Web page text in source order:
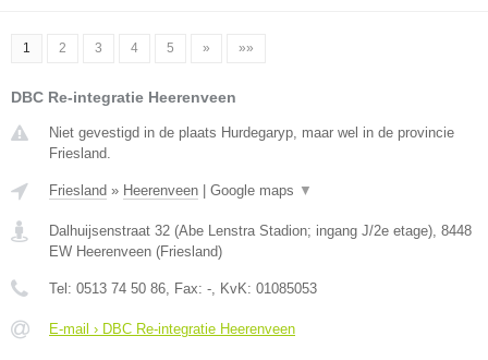
1 2 3 4 5 » »»
DBC Re-integratie Heerenveen
Niet gevestigd in de plaats Hurdegaryp, maar wel in de provincie
Friesland.
Friesland » Heerenveen Google maps ▼
Dalhuijsenstraat 32 (Abe Lenstra Stadion; ingang J/2e etage), 8448
EW Heerenveen (Friesland)
Tel: 0513 74 50 86, Fax: -, KvK: 01085053
E-mail › DBC Re-integratie Heerenveen